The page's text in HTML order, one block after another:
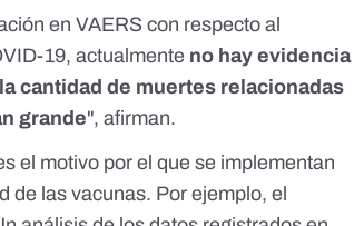
en VAERS con respecto al
19, actualmente no hay evidencia
cantidad de muertes relacionadas
grande", afirman.
el motivo por el que se implementan
de las vacunas. Por ejemplo, el